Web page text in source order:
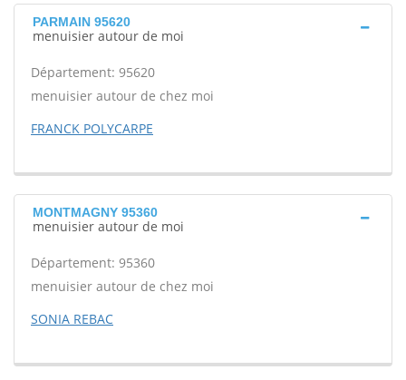
PARMAIN 95620
menuisier autour de moi
Département: 95620
menuisier autour de chez moi
FRANCK POLYCARPE
MONTMAGNY 95360
menuisier autour de moi
Département: 95360
menuisier autour de chez moi
SONIA REBAC